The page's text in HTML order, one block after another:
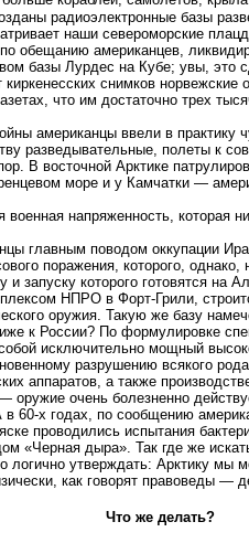
радиоэлектронные базы
наши североморские
обещанию американцев,
базы Лурдес на Кубе; увы, это
киркенесских снимков
что им достаточно трех
американцы ввели в практику
разведывательные, полеты к
В восточной Арктике
море и у Камчатки —
напряженность, которая
главным поводом оккупации
поражения, которого, однако,
и запуску которого готовятся на
НПРО в Форт-Грили,
оружия. Такую же базу
к России? По формулировке
исключительно мощный
разрушению всякого
аппаратов, а также
оружие очень болезненно
в 60-х годах, по сообщению
проводились испытания
«Черная дыра». Так где же
логично утверждать: Арктику мы
как говорят правоведы —
Что же делать?